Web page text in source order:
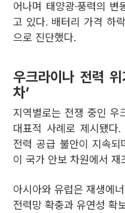
어나며 태양광·풍력의
고 있다. 배터리 가격 하
으로 진단했다.
우크라이나 전력 위
차’
지역별로는 전쟁 중인 우
대표적 사례로 제시됐다
전력 공급 불안이 지속
이 국가 안보 차원에서 재
아시아와 유럽은 재생에
전력망 확충과 유연성 확